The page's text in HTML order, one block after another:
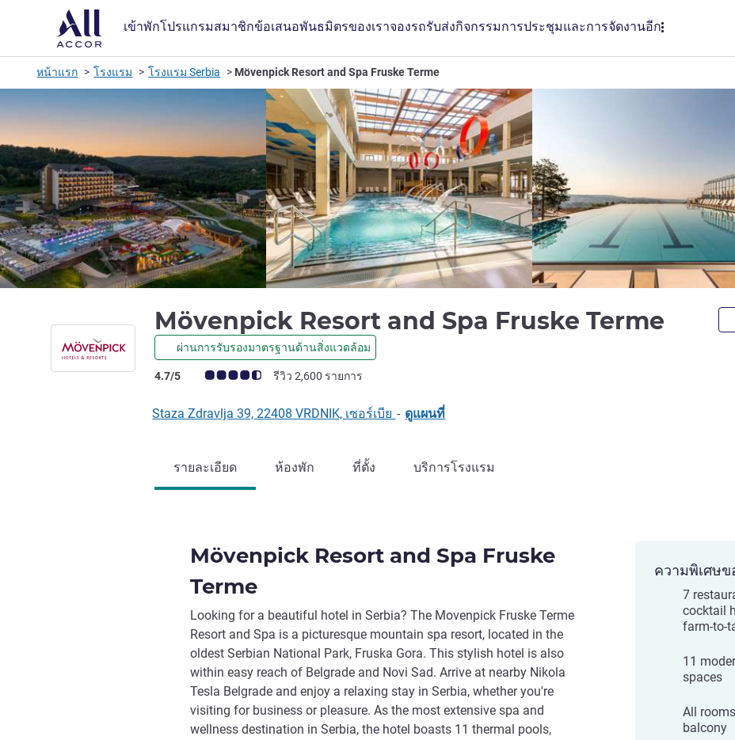
เข้าพักโปรแกรมสมาชิกข้อเสนอพันธมิตรของเราจองรถรับส่งกิจกรรมการประชุมและการจัดงานอีก
หน้าแรก โรงแรม โรงแรม Serbia Mövenpick Resort and Spa Fruske Terme
Mövenpick Resort and Spa Fruske Terme 4 ดาว
ผ่านการรับรองมาตรฐานด้านสิ่งแวดล้อม
คะแนนความคิดเห็นจากแขก (เรทติ้งบน ALL)
4.7/5 รีวิว 2,600 รายการ
Staza Zdravlja 39, 22408 VRDNIK, เซอร์เบีย - ดูแผนที่
รายละเอียด ห้องพัก ที่ตั้ง บริการโรงแรม
Mövenpick Resort and Spa Fruske
Terme
Looking for a beautiful hotel in Serbia? The Movenpick Fruske Terme
Resort and Spa is a picturesque mountain spa resort, located in the
oldest Serbian National Park, Fruska Gora. This stylish hotel is also
within easy reach of Belgrade and Novi Sad. Arrive at nearby Nikola
Tesla Belgrade and enjoy a relaxing stay in Serbia, whether you're
visiting for business or pleasure. As the most extensive spa and
wellness destination in Serbia, the hotel boasts 11 thermal pools,
ความพิเศษข
7
cocktail
farm-to-
11
spaces
All
balcony